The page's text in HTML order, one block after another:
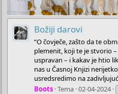
Božiji darovi
“O čovječe, zašto da te
plemenit, koji te je stvorio
uspravan – i kakav je htio
nas u Časnoj Knjizi
usredsredimo na
Boots Tema 02-04-2024